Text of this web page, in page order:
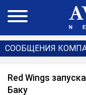
СООБЩЕНИЯ
Red Wings
Баку